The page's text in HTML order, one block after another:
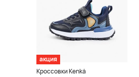
акция
Кроссовки Kenkä